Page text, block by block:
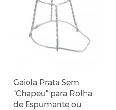
Gaiola Prata Sem
"Chapeu" para Rolha
de Espumante ou